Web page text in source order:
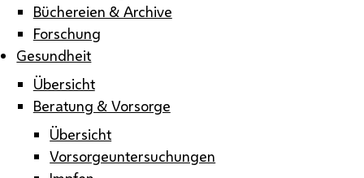
Büchereien & Archive
Forschung
Gesundheit
Übersicht
Beratung & Vorsorge
Übersicht
Vorsorgeuntersuchungen